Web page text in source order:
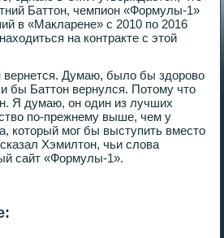
Баттон, чемпион «Формулы-1»
в «Макларене» с 2010 по 2016
на контракте с этой
Думаю, было бы здорово
бы Баттон вернулся. Потому что
Я думаю, он один из лучших
по-прежнему выше, чем у
который мог бы выступить вместо
Хэмилтон, чьи слова
сайт «Формулы-1».